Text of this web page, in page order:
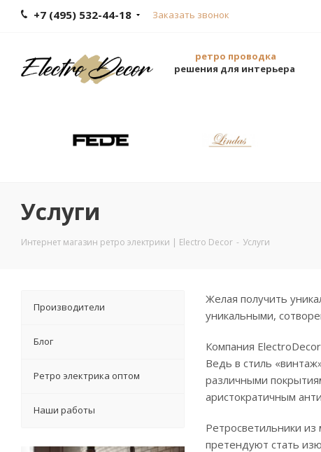
+7 (495) 532-44-18 Заказать звонок
ретро проводка
решения для интерьера
Услуги
Интернет магазин ретро электрики | Electro Decor - Услуги
Желая получить
уникальными,
Компания
Ведь в стиль
различными
аристократичным
Ретросветильники
претендуют стать
Производители
Блог
Ретро электрика оптом
Наши работы